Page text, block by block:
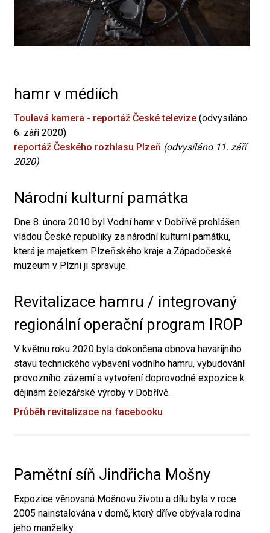
hamr v médiích
Toulavá kamera - reportáž České televize (odvysíláno
6. září 2020)
reportáž Českého rozhlasu Plzeň (odvysíláno 11. září
2020)
Národní kulturní památka
Dne 8. února 2010 byl Vodní hamr v Dobřívě prohlášen
vládou České republiky za národní kulturní památku,
která je majetkem Plzeňského kraje a Západočeské
muzeum v Plzni ji spravuje.
Revitalizace hamru / integrovaný
regionální operační program IROP
V květnu roku 2020 byla dokončena obnova havarijního
stavu technického vybavení vodního hamru, vybudování
provozního zázemí a vytvoření doprovodné expozice k
dějinám železářské výroby v Dobřívě.
Průběh revitalizace na facebooku
Pamětní síň Jindřicha Mošny
Expozice věnovaná Mošnovu životu a dílu byla v roce
2005 nainstalována v domě, který dříve obývala rodina
jeho manželky.